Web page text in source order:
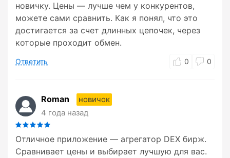
новичку. Цены — лучше чем у конкурентов,
можете сами сравнить. Как я понял, что это
достигается за счет длинных цепочек, через
которые проходит обмен.
Ответить 0 0
Roman
новичок
4 года назад
Отличное приложение — агрегатор DEX бирж.
Сравнивает цены и выбирает лучшую для вас.